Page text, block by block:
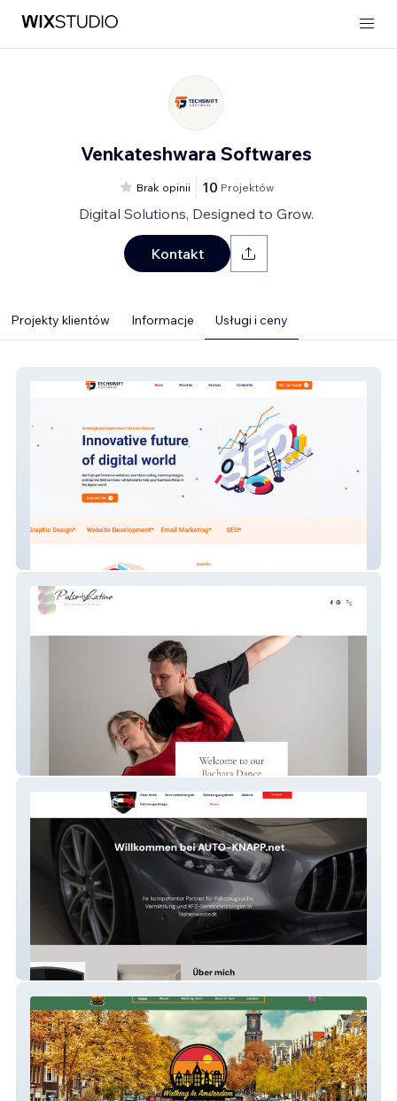
Venkateshwara Softwares
Brak opinii 10 Projektów
Digital Solutions, Designed to Grow.
Kontakt
Projekty klientów Informacje Usługi i ceny
Pulso Latino Glasgow
Mysite